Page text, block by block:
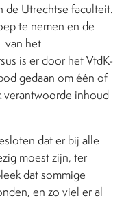
de Utrechtse faculteit.
te nemen en de
van het
is er door het VtdK-
gedaan om één of
verantwoorde inhoud
dat er bij alle
moest zijn, ter
dat sommige
en zo viel er al